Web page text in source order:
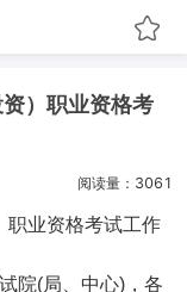
）职业资格考
阅读量：3061
职业资格考试工作
院(局、中心)，各